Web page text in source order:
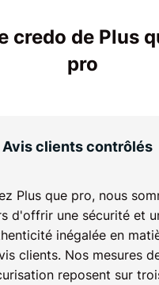
credo de Plus
pro
Avis clients contrôlés
Plus que pro, nous
d'offrir une sécurité et
inégalée en
clients. Nos mesures
reposent sur